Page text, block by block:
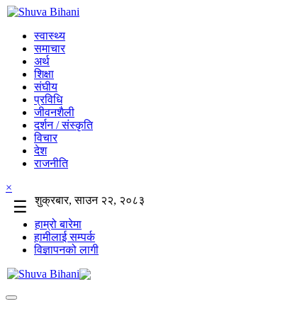
स्वास्थ्य
समाचार
अर्थ
शिक्षा
संघीय
प्रविधि
जीवनशैली
दर्शन / संस्कृति
विचार
देश
राजनीति
×
☰
शुक्रबार, साउन २२, २०८३
हाम्रो बारेमा
हामीलाई सम्पर्क
विज्ञापनको लागी